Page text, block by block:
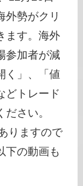
外勢がクリ
ます。海外
参加者が減
く」、「値
どトレード
さい。
りますので
下の動画も